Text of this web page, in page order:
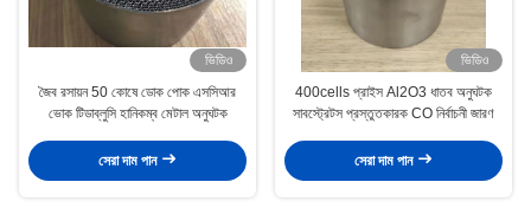
ভিডিও
জৈব রসায়ন 50 কোষে ডোক পোক এসসিআর
ভোক টিডাব্লুসি হানিকম্ব মেটাল অনুঘটক
সেরা দাম পান
ভিডিও
400cells প্রাইস Al2O3 ধাতব অনুঘটক
সাবস্ট্রেটস প্রস্তুতকারক CO নির্বাচনী জারণ
সেরা দাম পান